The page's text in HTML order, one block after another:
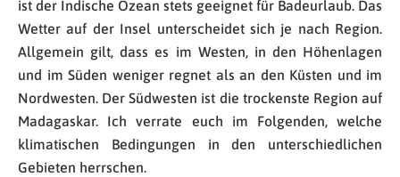
ist der Indische Ozean stets geeignet für Badeurlaub. Das
Wetter auf der Insel unterscheidet sich je nach Region.
Allgemein gilt, dass es im Westen, in den Höhenlagen
und im Süden weniger regnet als an den Küsten und im
Nordwesten. Der Südwesten ist die trockenste Region auf
Madagaskar. Ich verrate euch im Folgenden, welche
klimatischen Bedingungen in den unterschiedlichen
Gebieten herrschen.